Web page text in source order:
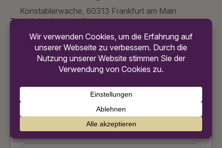
Konstablerwache, 60313 Frankfurt am Main
Zum Kalender hinzufügen
Updates abonnieren
Erhalte eine Benachrichtigung, wenn sich Informationen
Alle Änderungen